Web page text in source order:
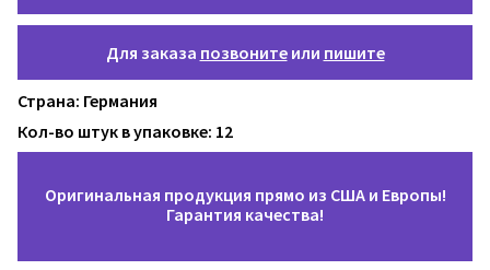
Для заказа позвонитеили пишите
Страна: Германия
Кол-во штук в упаковке: 12
Оригинальная продукция прямо из США и Европы!
Гарантия качества!